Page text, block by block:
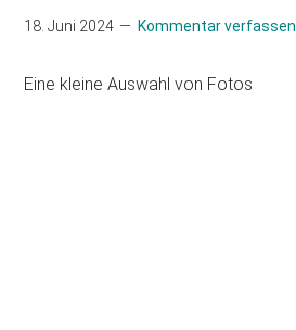
18. Juni 2024 Kommentar verfassen
Eine kleine Auswahl von Fotos